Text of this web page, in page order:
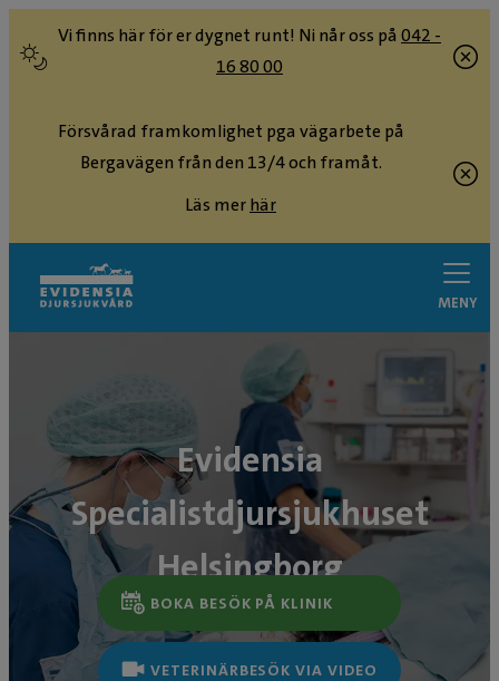
Vi finns här för er dygnet runt! Ni når oss på 042 -
16 80 00
Försvårad framkomlighet pga vägarbete på
Bergavägen från den 13/4 och framåt.
Läs merhär
MENY
Evidensia
Specialistdjursjukhuset
Helsingborg
BOKA BESÖK PÅ KLINIK
VETERINÄRBESÖK VIA VIDEO